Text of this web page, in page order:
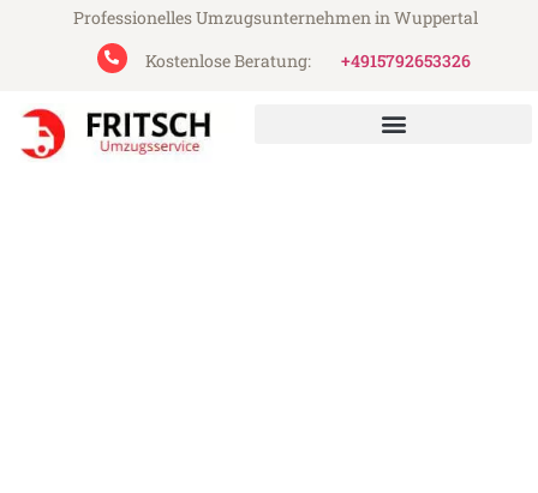
Professionelles Umzugsunternehmen in Wuppertal
Kostenlose Beratung:
+4915792653326